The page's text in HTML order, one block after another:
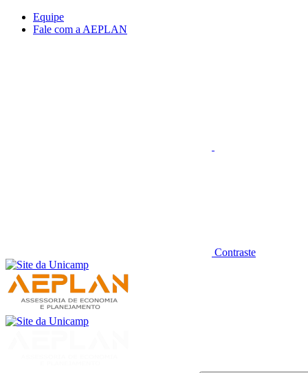
Conteúdo principal
Equipe
Fale com a AEPLAN
Contraste